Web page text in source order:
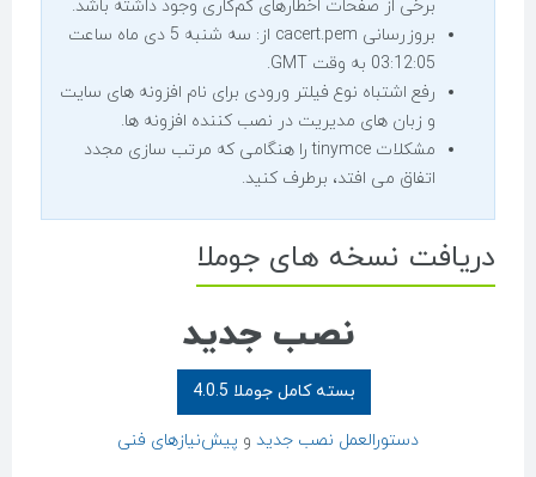
برخی از صفحات اخطارهای کم‌کاری وجود داشته باشد.
بروزرسانی cacert.pem از: سه شنبه 5 دی ماه ساعت
03:12:05 به وقت GMT.
رفع اشتباه نوع فیلتر ورودی برای نام افزونه های سایت
و زبان های مدیریت در نصب کننده افزونه ها.
مشکلات tinymce را هنگامی که مرتب سازی مجدد
اتفاق می افتد، برطرف کنید.
دریافت نسخه های جوملا
نصب جدید
بسته کامل جوملا 4.0.5
دستورالعمل نصب جدید و پیش‌نیازهای فنی